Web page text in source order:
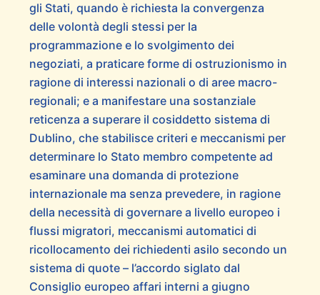
gli Stati, quando è richiesta la convergenza
delle volontà degli stessi per la
programmazione e lo svolgimento dei
negoziati, a praticare forme di ostruzionismo in
ragione di interessi nazionali o di aree macro-
regionali; e a manifestare una sostanziale
reticenza a superare il cosiddetto sistema di
Dublino, che stabilisce criteri e meccanismi per
determinare lo Stato membro competente ad
esaminare una domanda di protezione
internazionale ma senza prevedere, in ragione
della necessità di governare a livello europeo i
flussi migratori, meccanismi automatici di
ricollocamento dei richiedenti asilo secondo un
sistema di quote – l’accordo siglato dal
Consiglio europeo affari interni a giugno